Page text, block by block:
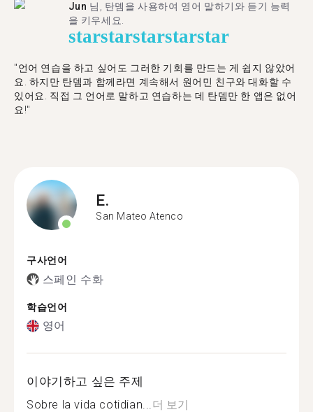
Jun 님, 탄뎀을 사용하여 영어 말하기와 듣기 능력
을 키우세요.
starstarstarstarstar
"언어 연습을 하고 싶어도 그러한 기회를 만드는 게 쉽지 않았어
요. 하지만 탄뎀과 함께라면 계속해서 원어민 친구와 대화할 수
있어요. 직접 그 언어로 말하고 연습하는 데 탄뎀만 한 앱은 없어
요!"
E.
San Mateo Atenco
구사언어
스페인 수화
학습언어
영어
이야기하고 싶은 주제
Sobre la vida cotidian...더 보기